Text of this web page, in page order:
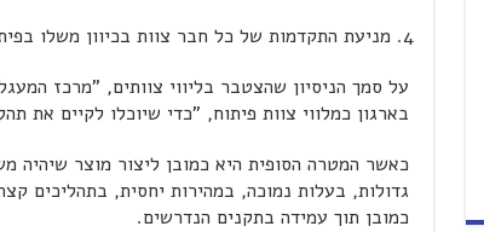
מניעת התקדמות של כל חבר צוות בכיוון משלו
על סמך הניסיון שהצטבר בליווי צוותים, "מרכז
בארגון כמלווי צוות פיתוח, "כדי שיוכלו לקיים את
כאשר המטרה הסופית היא כמובן ליצור מוצר שיהיה
גדולות, בעלות נמוכה, במהירות יחסית, בתהליכים
כמובן תוך עמידה בתקנים הנדרשים.